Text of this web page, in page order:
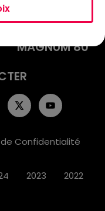
MAGNUM 80
Confidentialité
2023 2022